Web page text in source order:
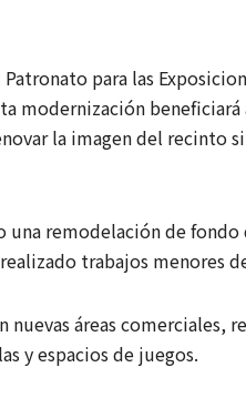
para las
modernización
la imagen del recinto
remodelación de fondo
trabajos menores
áreas comerciales,
y espacios de juegos.